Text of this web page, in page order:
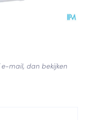
mail, dan bekijken